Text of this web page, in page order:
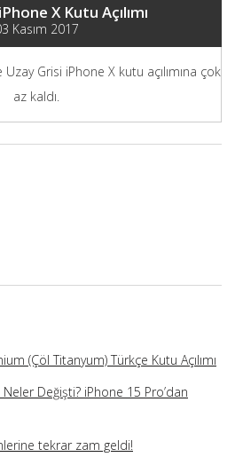
X Kutu Açılımı
Kasım 2017
Grisi iPhone X kutu açılımına çok
az kaldı.
(Çöl Titanyum) Türkçe Kutu Açılımı
Değişti? iPhone 15 Pro’dan
tekrar zam geldi!